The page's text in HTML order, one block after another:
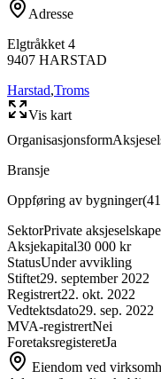
Adresse
Elgtråkket 4
9407 HARSTAD
Harstad,Troms
Vis kart
Organisasjonsform
Bransje
Oppføring av bygninger(
SektorPrivate
Aksjekapital30 000 kr
StatusUnder avvikling
Stiftet29. september 2022
Registrert22. okt. 2022
Vedtektsdato29. sep. 2022
MVA-registrertNei
ForetaksregisteretJa
Eiendom ved